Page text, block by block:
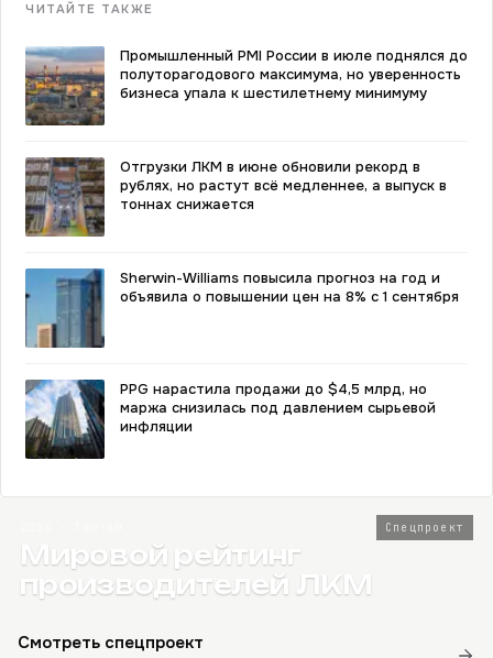
ЧИТАЙТЕ ТАКЖЕ
Промышленный PMI России в июле поднялся до
полуторагодового максимума, но уверенность
бизнеса упала к шестилетнему минимуму
Отгрузки ЛКМ в июне обновили рекорд в
рублях, но растут всё медленнее, а выпуск в
тоннах снижается
Sherwin-Williams повысила прогноз на год и
объявила о повышении цен на 8% с 1 сентября
PPG нарастила продажи до $4,5 млрд, но
маржа снизилась под давлением сырьевой
инфляции
Спецпроект
Мировой рейтинг
производителей ЛКМ
Смотреть спецпроект